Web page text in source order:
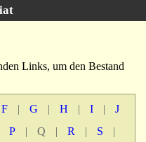
Links, um den Bestand
F | G | H | I |
J
P | Q | R | S
|